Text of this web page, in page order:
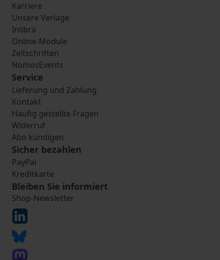
Karriere
Unsere Verlage
Inlibra
Online-Module
Zeitschriften
NomosEvents
Service
Lieferung und Zahlung
Kontakt
Häufig gestellte Fragen
Widerruf
Abo kündigen
Sicher bezahlen
PayPal
Kreditkarte
Bleiben Sie informiert
Shop-Newsletter